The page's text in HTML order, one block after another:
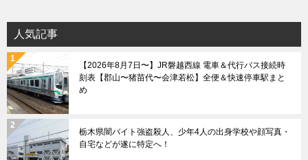
リ
ー
人気記事
【2026年8月7日〜】JR磐越西線 電車＆代行バス接続時
刻表【郡山〜猪苗代〜会津若松】全便＆快速停車駅まと
め
栃木県闇バイト強盗殺人、少年4人の出身学校や顔写真・
自宅などが遂に特定へ！